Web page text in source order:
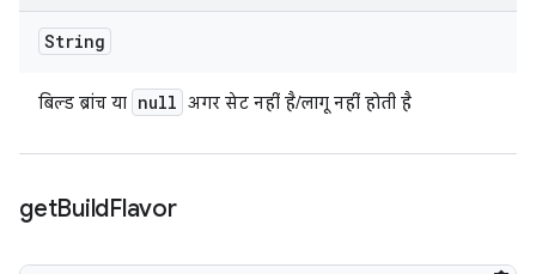
String
बिल्ड ब्रांच या null अगर सेट नहीं है/लागू नहीं होती है
getBuildFlavor